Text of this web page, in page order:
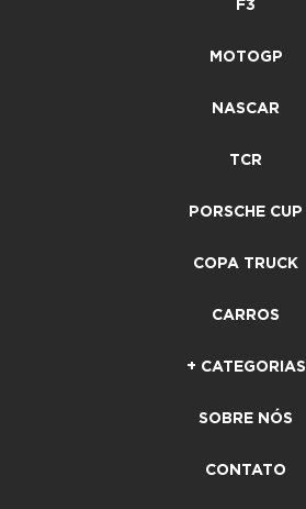
F3
MOTOGP
NASCAR
TCR
PORSCHE CUP
COPA TRUCK
CARROS
+ CATEGORIAS
SOBRE NÓS
CONTATO